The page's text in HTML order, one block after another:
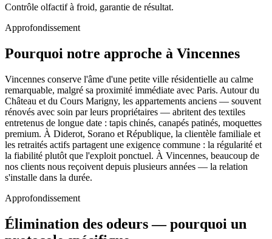
Contrôle olfactif à froid, garantie de résultat.
Approfondissement
Pourquoi notre approche à Vincennes
Vincennes conserve l'âme d'une petite ville résidentielle au calme
remarquable, malgré sa proximité immédiate avec Paris. Autour du
Château et du Cours Marigny, les appartements anciens — souvent
rénovés avec soin par leurs propriétaires — abritent des textiles
entretenus de longue date : tapis chinés, canapés patinés, moquettes
premium. À Diderot, Sorano et République, la clientèle familiale et
les retraités actifs partagent une exigence commune : la régularité et
la fiabilité plutôt que l'exploit ponctuel. À Vincennes, beaucoup de
nos clients nous reçoivent depuis plusieurs années — la relation
s'installe dans la durée.
Approfondissement
Élimination des odeurs — pourquoi un